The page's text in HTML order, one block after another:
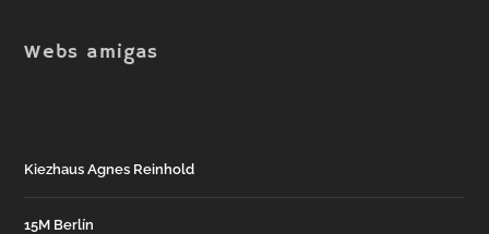
Webs amigas
Kiezhaus Agnes Reinhold
15M Berlín